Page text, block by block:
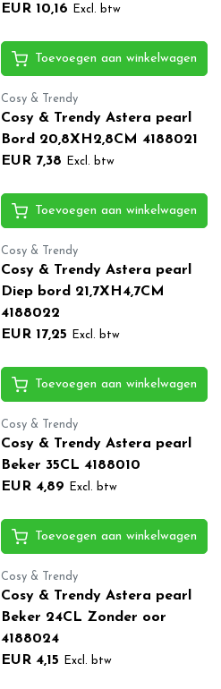
EUR 10,16
Excl. btw
Toevoegen aan winkelwagen
Cosy & Trendy
Cosy & Trendy Astera pearl
Bord 20,8XH2,8CM 4188021
EUR 7,38
Excl. btw
Toevoegen aan winkelwagen
Cosy & Trendy
Cosy & Trendy Astera pearl
Diep bord 21,7XH4,7CM
4188022
EUR 17,25
Excl. btw
Toevoegen aan winkelwagen
Cosy & Trendy
Cosy & Trendy Astera pearl
Beker 35CL 4188010
EUR 4,89
Excl. btw
Toevoegen aan winkelwagen
Cosy & Trendy
Cosy & Trendy Astera pearl
Beker 24CL Zonder oor
4188024
EUR 4,15
Excl. btw